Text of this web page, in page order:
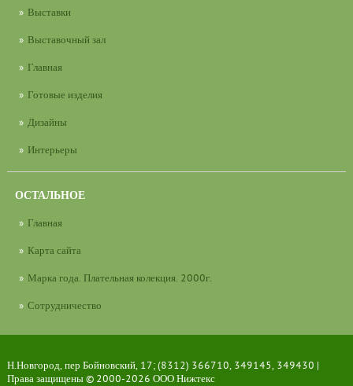
Выставки
Выставочный зал
Главная
Готовые изделия
Дизайны
Интерьеры
ОСТАЛЬНОЕ
Главная
Карта сайта
Марка года. Плательная колекция. 2000г.
Сотрудничество
Н.Новгород, пер Бойновский, 17; (8312) 366710, 349145, 349430 |
Права защищены © 2000-2026 ООО Нижтекс